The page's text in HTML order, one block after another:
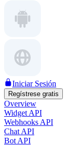
Iniciar Sesión
Regístrese gratis
Overview
Widget API
Webhooks API
Chat API
Bot API